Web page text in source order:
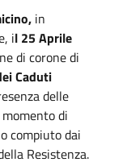
in
il 25 Aprile
di corone di
Caduti
delle
di
compiuto dai
Resistenza.